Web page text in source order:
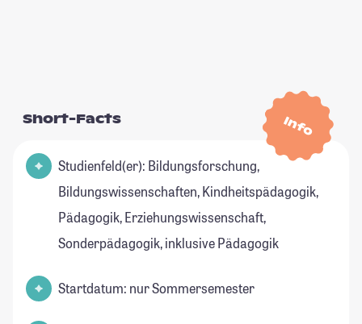
Info
Short-Facts
Studienfeld(er): Bildungsforschung,
Bildungswissenschaften, Kindheitspädagogik,
Pädagogik, Erziehungswissenschaft,
Sonderpädagogik, inklusive Pädagogik
Startdatum: nur Sommersemester